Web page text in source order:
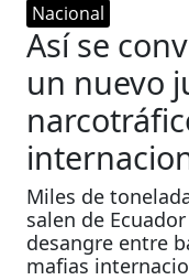
Nacional
Así se
un nuevo
Miles de
salen de
desangre entre
mafias